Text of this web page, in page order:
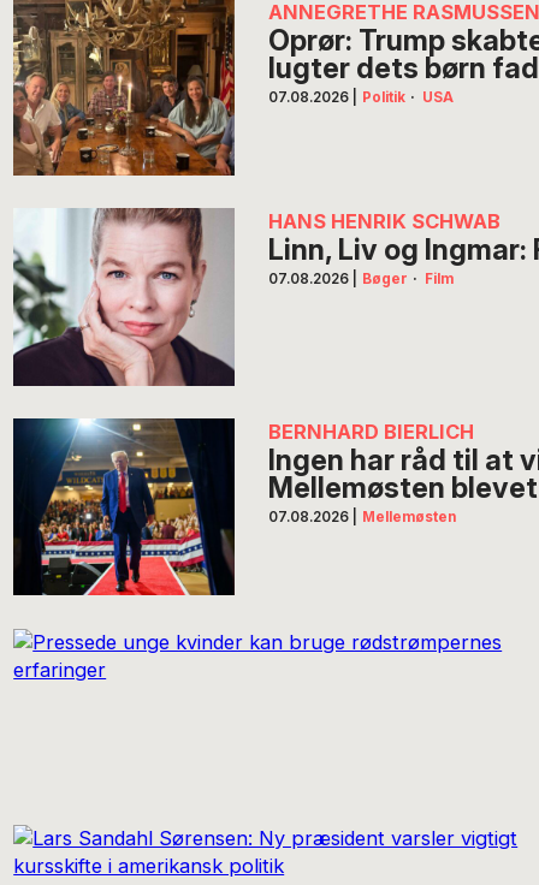
ANNEGRETHE RASMUSSEN
Oprør: Trump
lugter dets børn
07.08.2026 Politik · USA
HANS HENRIK SCHWAB
Linn, Liv og
07.08.2026 Bøger · Film
BERNHARD BIERLICH
Ingen har råd til at
Mellemøsten
07.08.2026 Mellemøsten